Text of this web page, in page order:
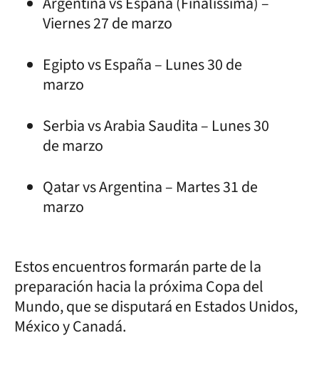
Viernes 27 de marzo
Egipto vs España – Lunes 30 de
marzo
Serbia vs Arabia Saudita – Lunes 30
de marzo
Qatar vs Argentina – Martes 31 de
marzo
Estos encuentros formarán parte de la
preparación hacia la próxima Copa del
Mundo, que se disputará en Estados Unidos,
México y Canadá.